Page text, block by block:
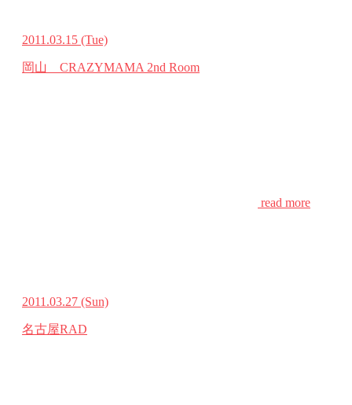
2011.03.15 (Tue)
岡山 CRAZYMAMA 2nd Room
read more
2011.03.27 (Sun)
名古屋RAD